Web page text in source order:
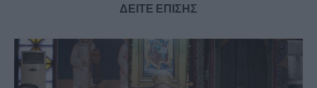
ΔΕΙΤΕ ΕΠΙΣΗΣ